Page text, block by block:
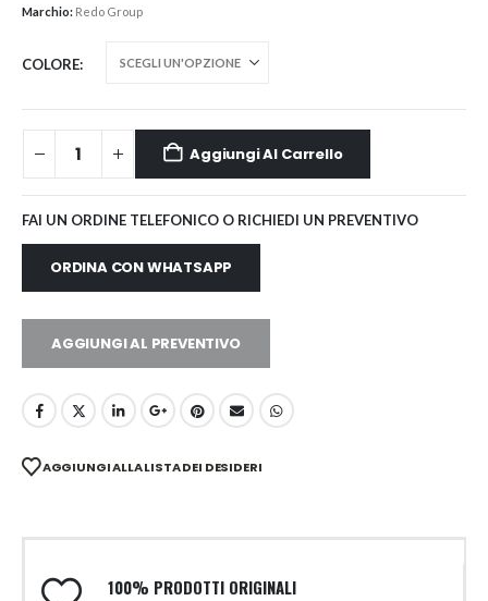
Marchio: Redo Group
COLORE
Aggiungi Al Carrello
FAI UN ORDINE TELEFONICO O RICHIEDI UN PREVENTIVO
ORDINA CON WHATSAPP
AGGIUNGI AL PREVENTIVO
AGGIUNGI ALLA LISTA DEI DESIDERI
100% PRODOTTI ORIGINALI